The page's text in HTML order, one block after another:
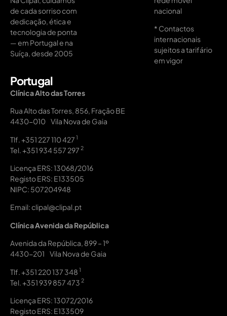
de cada sorriso com
dedicação, ética e
tecnologia de ponta
— em Portugal e na
Suíça, desde 2005
nacional
* Contactos
internacionais
sujeitos a tarifário
em vigor
Portugal
Clínica Alto das Torres
Rua Alto das Torres, 856, Fração BE
4430-010 Vila Nova de Gaia
Tlf. +351 227 110 427 1
Tel. +351 934 557 297 2
Licença ERS: 13068/2016
Registo ERS: E133505
NIPC: 507204948
Email: clipal@clipal.pt
Clínica Avenida da República
Avenida da República, 899 – 1º
4430-201 Vila Nova de Gaia
Tlf. +351 220 137 348 1
Tel. +351 939 857 473 2
Licença ERS: 13072/2016
Registo ERS: E133509